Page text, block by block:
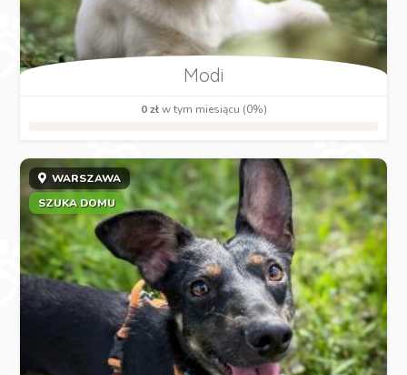
Modi
0 złw tym miesiącu (0%)
WARSZAWA
SZUKA DOMU